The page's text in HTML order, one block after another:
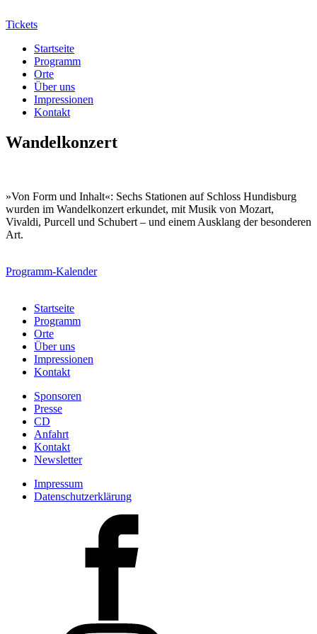
Tickets
Startseite
Programm
Orte
Über uns
Impressionen
Kontakt
Wandelkonzert
»Von Form und Inhalt«: Sechs Stationen auf Schloss Hundisburg
wurden im Wandelkonzert erkundet, mit Musik von Mozart,
Vivaldi, Purcell und Schubert – und einem Ausklang der besonderen
Art.
Programm-Kalender
Startseite
Programm
Orte
Über uns
Impressionen
Kontakt
Sponsoren
Presse
CD
Anfahrt
Kontakt
Newsletter
Impressum
Datenschutzerklärung